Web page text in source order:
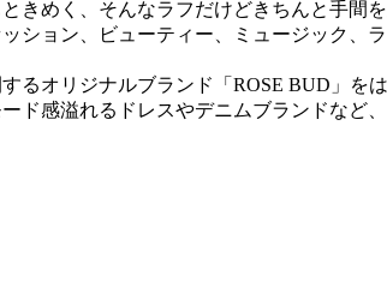
きめく、そんなラフだけどきちんと手間
ション、ビューティー、ミュージック、
るオリジナルブランド「ROSE BUD」を
ド感溢れるドレスやデニムブランドなど